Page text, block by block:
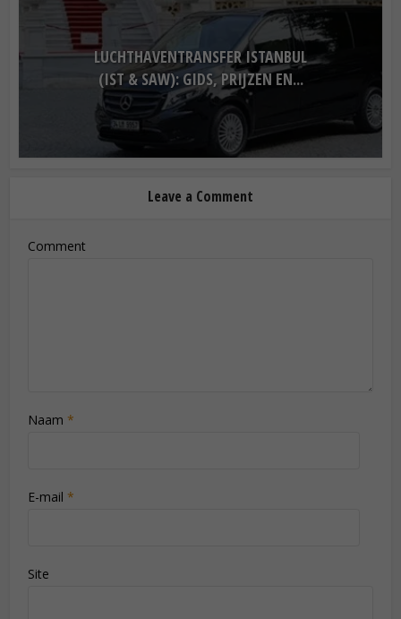
LUCHTHAVENTRANSFER ISTANBUL
(IST & SAW): GIDS, PRIJZEN EN...
Leave a Comment
Comment
Naam*
E-mail*
Site